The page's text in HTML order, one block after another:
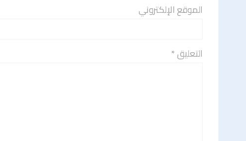
الموقع الإلكتروني
التعليق *